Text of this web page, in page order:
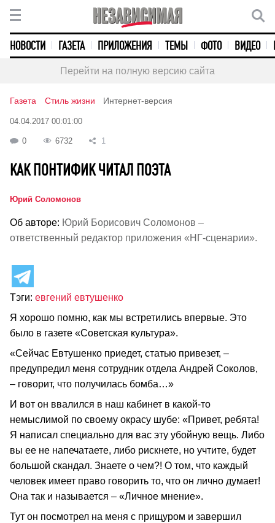
НОВОСТИ ГАЗЕТА ПРИЛОЖЕНИЯ ТЕМЫ ФОТО ВИДЕО
Перейти на полную версию сайта
Газета Стиль жизни Интернет-версия
04.04.2017 00:01:00
0 6732 1
КАК ПОНТИФИК ЧИТАЛ ПОЭТА
Юрий Соломонов
Об авторе: Юрий Борисович Соломонов –
ответственный редактор приложения «НГ-сценарии».
Тэги: евгений евтушенко
Я хорошо помню, как мы встретились впервые. Это
было в газете «Советская культура».
«Сейчас Евтушенко приедет, статью привезет, –
предупредил меня сотрудник отдела Андрей Соколов,
– говорит, что получилась бомба…»
И вот он ввалился в наш кабинет в какой-то
немыслимой по своему окрасу шубе: «Привет, ребята!
Я написал специально для вас эту убойную вещь. Либо
вы ее не напечатаете, либо рискнете, но учтите, будет
большой скандал. Знаете о чем?! О том, что каждый
человек имеет право говорить то, что он лично думает!
Она так и называется – «Личное мнение».
Тут он посмотрел на меня с прищуром и завершил